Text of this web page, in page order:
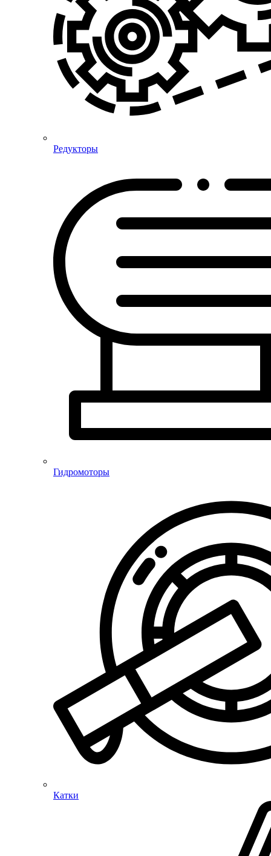
Редукторы
Гидромоторы
Катки